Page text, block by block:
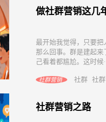
做社群营销这几
最开始我觉得，只要
那么回事。群是建起
己看着都尴尬。这时候
社群营销 社群 社
社群营销之路